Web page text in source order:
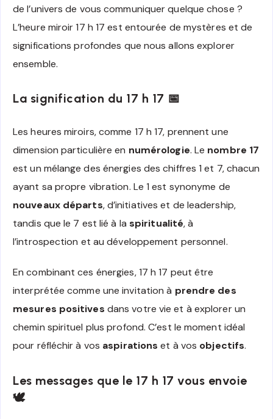
de l’univers de vous communiquer quelque chose ?
L’heure miroir 17 h 17 est entourée de mystères et de
significations profondes que nous allons explorer
ensemble.
La signification du 17 h 17 📅
Les heures miroirs, comme 17 h 17, prennent une
dimension particulière en numérologie. Le nombre 17
est un mélange des énergies des chiffres 1 et 7, chacun
ayant sa propre vibration. Le 1 est synonyme de
nouveaux départs, d’initiatives et de leadership,
tandis que le 7 est lié à la spiritualité, à
l’introspection et au développement personnel.
En combinant ces énergies, 17 h 17 peut être
interprétée comme une invitation à prendre des
mesures positives dans votre vie et à explorer un
chemin spirituel plus profond. C’est le moment idéal
pour réfléchir à vos aspirations et à vos objectifs.
Les messages que le 17 h 17 vous envoie
🕊️